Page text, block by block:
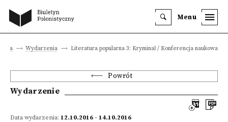
Menu
Wydarzenia Literatura popularna 3: Kryminał / Konferencja naukowa
Powrót
Wydarzenie
Data wydarzenia: 12.10.2016 - 14.10.2016